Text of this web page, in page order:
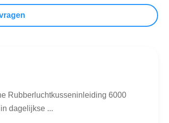
Rubberluchtkusseninleiding 6000
dagelijkse ...